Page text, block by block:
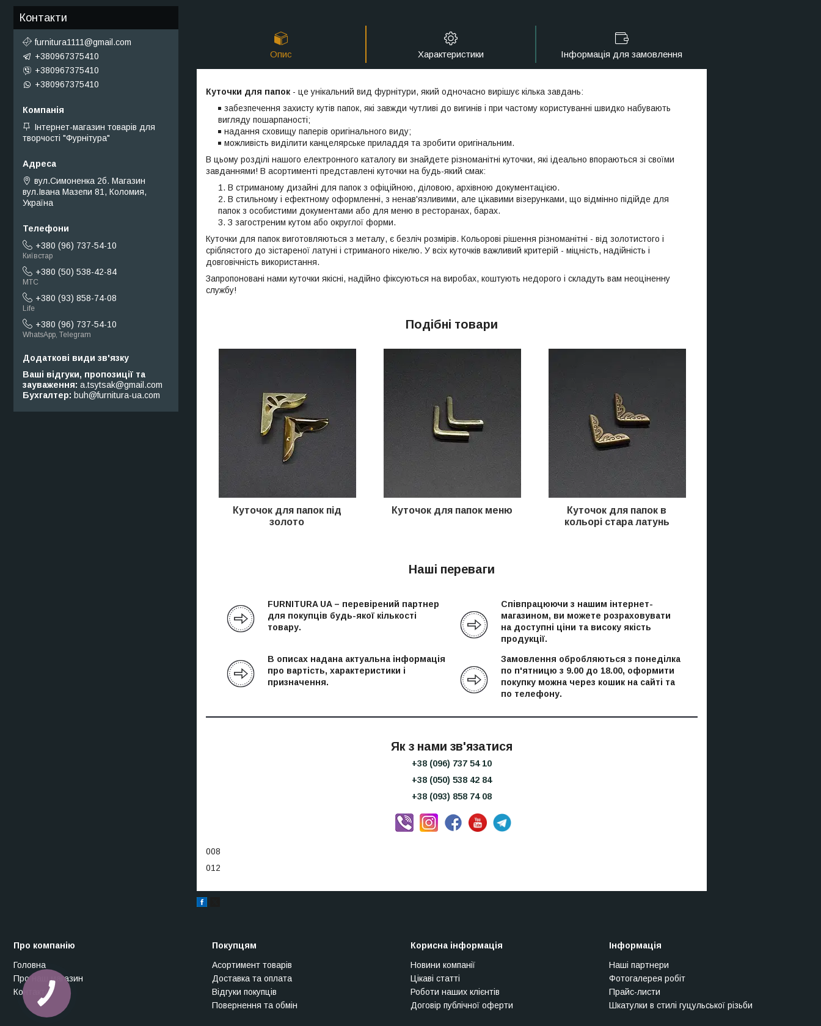
Опис Характеристики Інформація для замовлення
Куточки для папок - це унікальний вид фурнітури, який одночасно вирішує кілька завдань:
забезпечення захисту кутів папок, які завжди чутливі до вигинів і при частому користуванні швидко набувають
вигляду пошарпаності;
надання сховищу паперів оригінального виду;
можливість виділити канцелярське приладдя та зробити оригінальним.
В цьому розділі нашого електронного каталогу ви знайдете різноманітні куточки, які ідеально впораються зі своїми
завданнями! В асортименті представлені куточки на будь-який смак:
В стриманому дизайні для папок з офіційною, діловою, архівною документацією.
В стильному і ефектному оформленні, з ненав'язливими, але цікавими візерунками, що відмінно підійде для
папок з особистими документами або для меню в ресторанах, барах.
З загостреним кутом або округлої форми.
Куточки для папок виготовляються з металу, є безліч розмірів. Кольорові рішення різноманітні - від золотистого і
сріблястого до зістареної латуні і стриманого нікелю. У всіх куточків важливий критерій - міцність, надійність і
довговічність використання.
Запропоновані нами куточки якісні, надійно фіксуються на виробах, коштують недорого і складуть вам неоціненну
службу!
Подібні товари
Куточок для папок під
золото
Куточокдля папок меню Куточок для папок в
кольорі стара латунь
Наші переваги
FURNITURA UA – перевірений партнер
для покупців будь-якої кількості
товару.
Співпрацюючи з нашим інтернет-
магазином, ви можете розраховувати
на доступні ціни та високу якість
продукції.
В описах надана актуальна інформація
про вартість, характеристики і
призначення.
Замовлення обробляються з понеділка
по п'ятницю з 9.00 до 18.00, оформити
покупку можна через кошик на сайті та
по телефону.
Як з нами зв'язатися
+38 (096) 737 54 10
+38 (050) 538 42 84
+38 (093) 858 74 08
008
012
Контакти
furnitura1111@gmail.com
+380967375410
+380967375410
+380967375410
Інтернет-магазин товарів для
творчості "Фурнітура"
вул.Симоненка 2б. Магазин
вул.Івана Мазепи 81, Коломия,
Україна
+380 (96) 737-54-10
Київстар
+380 (50) 538-42-84
МТС
+380 (93) 858-74-08
Life
+380 (96) 737-54-10
WhatsApp, Telegram
Ваші відгуки, пропозиції та
зауваження a.tsytsak@gmail.com
Бухгалтер
buh@furnitura-ua.com
Про компанію
Головна
Про наш магазин
Контакти
Покупцям
Асортимент товарів
Доставка та оплата
Відгуки покупців
Повернення та обмін
Корисна інформація
Новини компанії
Цікаві статті
Роботи наших клієнтів
Договір публічної оферти
Інформація
Наші партнери
Фотогалерея робіт
Прайс-листи
Шкатулки в стилі гуцульської різьби